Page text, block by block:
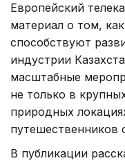
Европейский
материал о том,
способствуют
индустрии
масштабные
не только в
природных
путешественников
В публикации